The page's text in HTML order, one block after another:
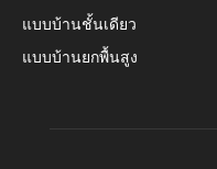
แบบบ้านชั้นเดียว
แบบบ้านยกพื้นสูง